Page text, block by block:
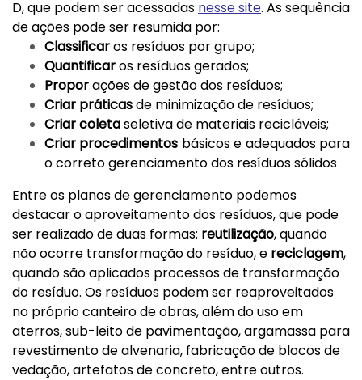
D, que podem ser acessadas nesse site. As sequência
de ações pode ser resumida por:
Classificaros resíduos por grupo;
Quantificaros resíduos gerados;
Proporações de gestão dos resíduos;
Criar práticasde minimização de resíduos;
Criar coletaseletiva de materiais recicláveis;
Criar procedimentos básicos e adequados para
o correto gerenciamento dos resíduos sólidos
Entre os planos de gerenciamento podemos
destacar o aproveitamento dos resíduos, que pode
ser realizado de duas formas: reutilização, quando
não ocorre transformação do resíduo, e reciclagem,
quando são aplicados processos de transformação
do resíduo. Os resíduos podem ser reaproveitados
no próprio canteiro de obras, além do uso em
aterros, sub-leito de pavimentação, argamassa para
revestimento de alvenaria, fabricação de blocos de
vedação, artefatos de concreto, entre outros.